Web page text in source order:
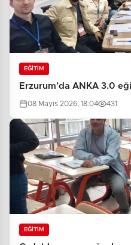
EĞİTİM
Erzurum’da ANKA 3.0
08 Mayıs 2026, 18:04 431
EĞİTİM